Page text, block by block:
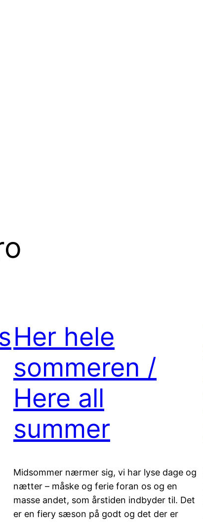
Her hele
sommeren /
Here all
summer
Midsommer nærmer sig, vi har lyse dage og
nætter – måske og ferie foran os og en
masse andet, som årstiden indbyder til. Det
er en fiery sæson på godt og det der er